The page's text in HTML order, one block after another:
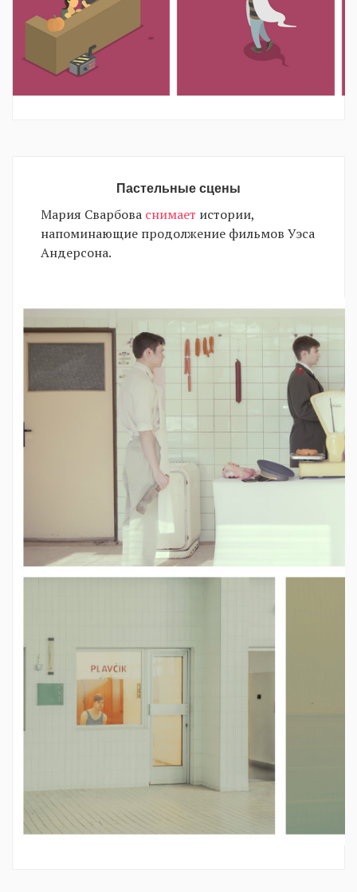
Пастельные сцены
Мария Сварбова снимает истории,
напоминающие продолжение фильмов Уэса
Андерсона.